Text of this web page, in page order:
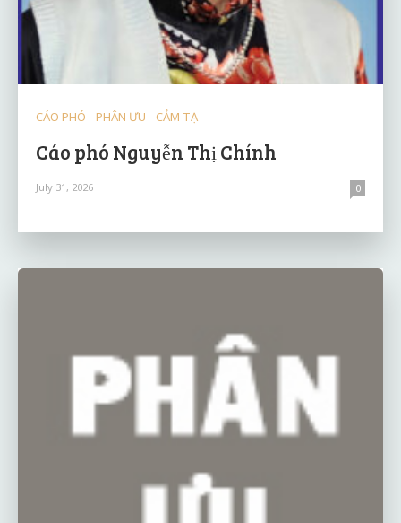
CÁO PHÓ - PHÂN ƯU - CẢM TẠ
Cáo phó Nguyễn Thị Chính
July 31, 2026 0